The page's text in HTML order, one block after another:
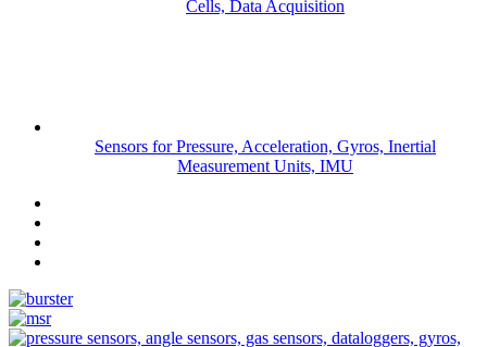
Cells, Data Acquisition
Sensors for Pressure, Acceleration, Gyros, Inertial
Measurement Units, IMU